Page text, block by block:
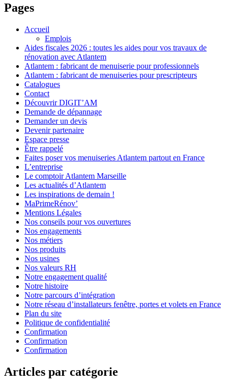
Pages
Accueil
Emplois
Aides fiscales 2026 : toutes les aides pour vos travaux de
rénovation avec Atlantem
Atlantem : fabricant de menuiserie pour professionnels
Atlantem : fabricant de menuiseries pour prescripteurs
Catalogues
Contact
Découvrir DIGIT’AM
Demande de dépannage
Demander un devis
Devenir partenaire
Espace presse
Être rappelé
Faites poser vos menuiseries Atlantem partout en France
L’entreprise
Le comptoir Atlantem Marseille
Les actualités d’Atlantem
Les inspirations de demain !
MaPrimeRénov’
Mentions Légales
Nos conseils pour vos ouvertures
Nos engagements
Nos métiers
Nos produits
Nos usines
Nos valeurs RH
Notre engagement qualité
Notre histoire
Notre parcours d’intégration
Notre réseau d’installateurs fenêtre, portes et volets en France
Plan du site
Politique de confidentialité
Confirmation
Confirmation
Confirmation
Articles par catégorie